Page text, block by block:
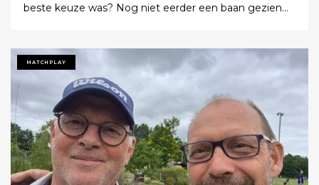
beste keuze was? Nog niet eerder een baan gezien
voor meer banen? Ze hebben echt hun best gedaan
om de afslagplaatsen en de greens groen te houden
maar dat leverde weer allerlei andere problemen op (
oa drassigheid rondom en op de greens ) dus
uitdaging volop! Ik denk dat buiten ons iedereen op de
hoogte was : wij waren de enige spelers in de baan!!!
Voor we echt van start gingen nog allebei de
MATCHPLAY